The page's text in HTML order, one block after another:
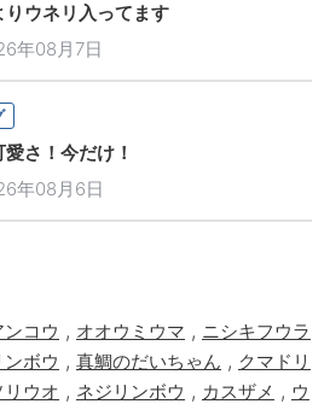
りウネリ入ってます
年08月7日
愛さ！今だけ！
年08月6日
コウ , オオウミウマ , ニシキフウラ
ボウ , 真鯛のだいちゃん , クマドリ
リウオ , ネジリンボウ , カスザメ , ウ